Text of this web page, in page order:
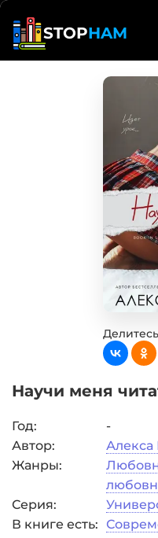
STOPHAM
Научи меня
Год:
-
Автор:
Алекса
Жанры:
Серия:
В книге есть: